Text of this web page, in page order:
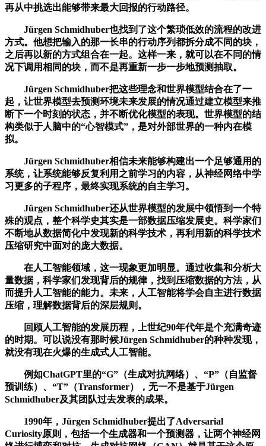
再从中挑选出能够带来最大回报的行动路径。
Jürgen Schmidhuber也找到了这个繁琐低效的流程的改进
方式。他想把输入的那一长串的行动序列都拆分成不同的块，
之后再以新的方式组合在一起。这样一来，就可以在不同的情
况下调用相同的块，而不是再重新一步一步地预测抽取。
Jürgen Schmidhuber把这些理念和世界模型结合在了一
起，让世界模型去预测环境未来发展的情况通过建立模型来推
断下一个时刻的状态，并不断优化模型的表现。世界模型的结
构类似于人脑中的“心智模式”，是对外部世界的一种内在模
拟。
Jürgen Schmidhuber相信未来能够构建出一个足够通用的
系统，让系统能够反复利用之前学习的内容，从神经网络中学
习更多的子程序，最终实现系统的自主学习。
Jürgen Schmidhuber还从世界模型的发展中领悟到一个特
殊的观点，整个科学史其实是一部数据压缩发展史。科学家们
不断地从数据简化中发现新的科学技术，再利用新的科学技术
压缩研究中面对的庞大数据。
在人工智能领域，这一现象更加明显。通过收集和分析大
量数据，科学家们发现背后的规律，找到压缩数据的方法，从
而提升人工智能的能力。未来，人工智能将学会自主进行数据
压缩，理解数据背后的深层规则。
回顾人工智能的发展历程，上世纪90年代年是个充满奇迹
的时期。可以说没有那时候Jürgen Schmidhuber的种种发现，
就没有现在火爆的生成式人工智能。
例如ChatGPT里的“G”（生成对抗网络）、“P”（自监督
预训练）、“T”（Transformer），无一不是基于Jürgen
Schmidhuber及其团队过去发表的成果。
1990年，Jürgen Schmidhuber提出了Adversarial
Curiosity原则，包括一个生成器和一个预测器，让两个神经网